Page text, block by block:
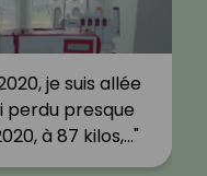
je suis allée
perdu presque
à 87 kilos,…"